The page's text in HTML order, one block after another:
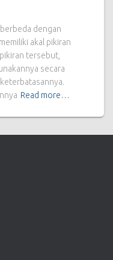
dengan
akal pikiran
tersebut,
secara
Read more…